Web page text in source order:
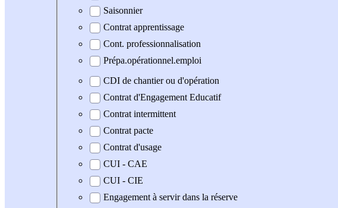
Saisonnier
Contrat apprentissage
Cont. professionnalisation
Prépa.opérationnel.emploi
CDI de chantier ou d'opération
Contrat d'Engagement Educatif
Contrat intermittent
Contrat pacte
Contrat d'usage
CUI - CAE
CUI - CIE
Engagement à servir dans la réserve